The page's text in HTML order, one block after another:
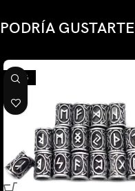
PODRÍA GUSTARTE
-27%